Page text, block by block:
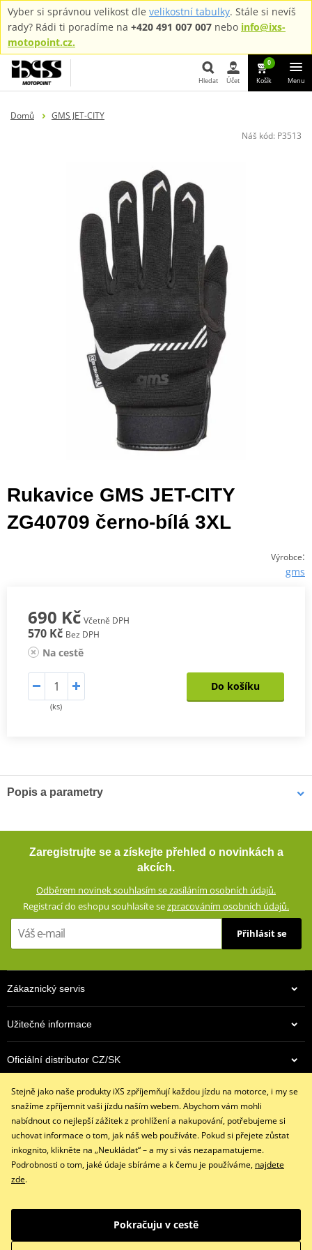
Vyber si správnou velikost dle velikostní tabulky. Stále si nevíš
rady? Rádi ti poradíme na +420 491 007 007 nebo info@ixs-
motopoint.cz.
Hledat Účet
0
Košík Menu
Domů
GMS JET-CITY
Náš kód: P3513
Rukavice GMS JET-CITY
ZG40709 černo-bílá 3XL
Výrobce:
gms
690 Kč Včetně DPH
570 Kč Bez DPH
Na cestě
(ks)
Do košíku
Popis a parametry
Krátké textilní rukavice se strečového materiálu se skvěle
přizpůsobí pohybům ruky, takže neomezují jezdce. Jsou prodyšné.
Textilní rukavice ze směsového materiálu (60% polyuretan, 40%
polyester)
Všitý skořepinový chránič kloubů ruky
Zdvojený materiál na dlani
Všité pěnové chrániče
size chart GMS
Zaregistrujte se a získejte přehled o novinkách a
akcích.
Odběrem novinek souhlasím se zasíláním osobních údajů.
Registrací do eshopu souhlasíte sezpracováním osobních údajů.
Přihlásit se
Zákaznický servis
Užitečné informace
Oficiální distributor CZ/SK
Kontaktujte nás
info@ixs-motopoint.cz
Po - Pá (8:00 - 16:30)
Copyright © 2026 www.ixs-motopoint.cz
Stejně jako naše produkty iXS zpříjemňují každou jízdu na motorce, i my se
snažíme zpříjemnit vaši jízdu naším webem. Abychom vám mohli
nabídnout co nejlepší zážitek z prohlížení a nakupování, potřebujeme si
uchovat informace o tom, jak náš web používáte. Pokud si přejete zůstat
inkognito, klikněte na „Neukládat“ – a my si vás nezapamatujeme.
Podrobnosti o tom, jaké údaje sbíráme a k čemu je používáme, najdete
zde.
Pokračuju v cestě